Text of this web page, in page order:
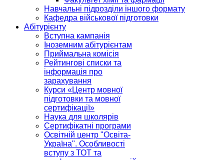
Навчальні підрозділи іншого формату
Кафедра військової підготовки
Абітурієнту
Вступна кампанія
Іноземним абітурієнтам
Приймальна комісія
Рейтингові списки та
інформація про
зарахування
Курси «Центр мовної
підготовки та мовної
сертифікації»
Наука для школярів
Сертифікатні програми
Освітній центр "Освіта-
Україна". Особливості
вступу з ТОТ та